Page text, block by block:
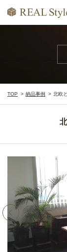
TOP 納品事例 北欧